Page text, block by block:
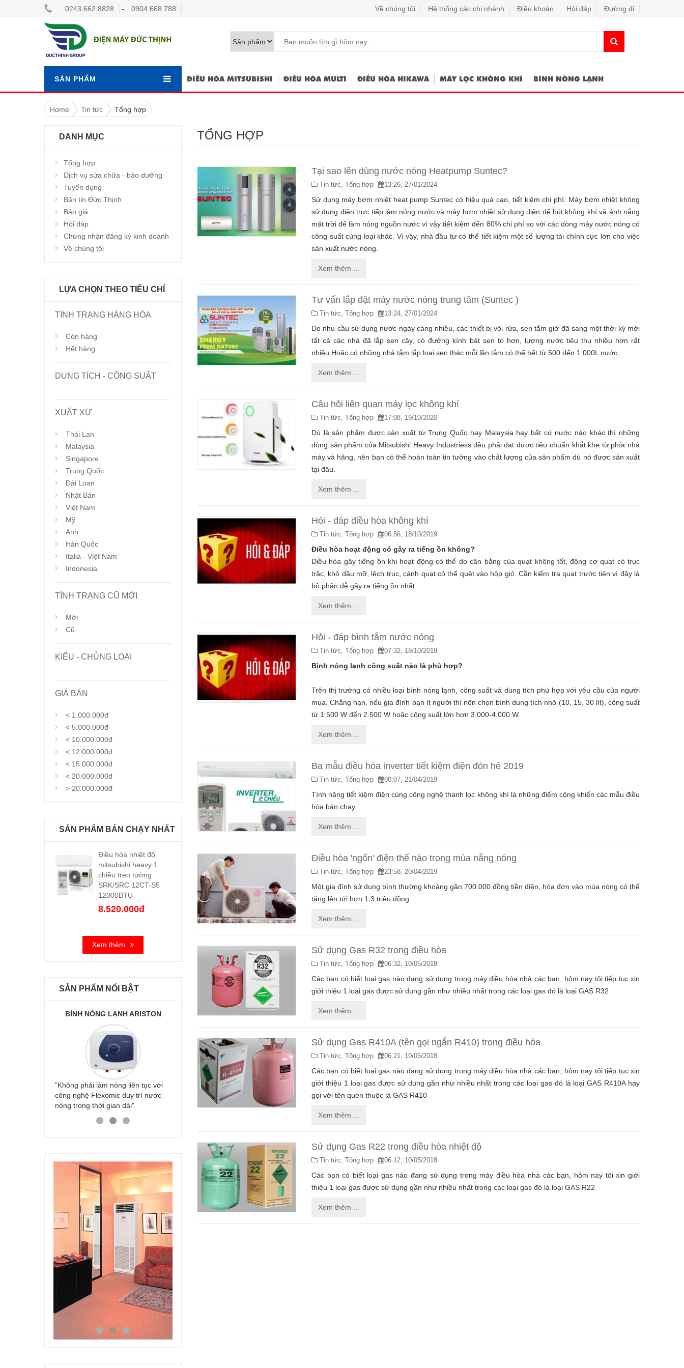
0243.662.8828 - 0904.668.788 Về chúng tôi Hệ thống các chi nhánh Điều khoản Hỏi đáp Đường đi
SẢN PHẨM ĐIỀU HÒA MITSUBISHI ĐIỀU HÒA MULTI ĐIỀU HÒA HIKAWA MÁY LỌC KHÔNG KHÍ BÌNH NÓNG LẠNH
Home Tin tức Tổng hợp
DANH MỤC
Tổng hợp
Dịch vụ sửa chữa - bảo dưỡng
Tuyển dụng
Bản tin Đức Thịnh
Báo giá
Hỏi đáp
Chứng nhận đăng ký kinh doanh
Về chúng tôi
LỰA CHỌN THEO TIÊU CHÍ
TÌNH TRẠNG HÀNG HÓA
Còn hàng
Hết hàng
DUNG TÍCH - CÔNG SUẤT
XUẤT XỨ
Thái Lan
Malaysia
Singapore
Trung Quốc
Đài Loan
Nhật Bản
Việt Nam
Mỹ
Anh
Hàn Quốc
Italia - Việt Nam
Indonesia
TÌNH TRẠNG CŨ MỚI
Mới
Cũ
KIỂU - CHỦNG LOẠI
GIÁ BÁN
< 1.000.000đ
< 5.000.000đ
< 10.000.000đ
< 12.000.000đ
< 15.000.000đ
< 20.000.000đ
> 20.000.000đ
SẢN PHẨM BÁN CHẠY NHẤT
Điều hòa nhiệt độ
mitsubishi heavy 1
chiều treo tường
SRK/SRC 12CT-S5
12000BTU
8.520.000đ
Xem thêm
SẢN PHẨM NỔI BẬT
BÌNH NÓNG LẠNH ARISTON
"Không phải làm nóng liên tục với
công nghệ Flexomic duy trì nước
nóng trong thời gian dài"
BÌNH NÓNG LẠNH ARISTON
"Không phải làm nóng liên tục với
công nghệ Flexomic duy trì nước
nóng trong thời gian dài"
BÌNH NÓNG LẠNH ARISTON
"Không phải làm nóng liên tục với
công nghệ Flexomic duy trì nước
TỔNG HỢP
Tại sao lên dùng nước nóng Heatpump Suntec?
Tin tức, Tổng hợp 13:26, 27/01/2024
Sử dụng máy bơm nhiệt heat pump Suntec có hiệu quả cao, tiết kiệm chi phí: Máy bơm nhiệt không
sử dụng điện trực tiếp làm nóng nước và máy bơm nhiệt sử dụng diện để hút không khí và ánh nắng
mặt trời để làm nóng nguồn nước vì vậy tiết kiệm đến 80% chi phí so với các dòng máy nước nóng có
công suất cùng loại khác. Vì vậy, nhà đầu tư có thể tiết kiệm một số lượng tài chính cực lớn cho việc
sản xuất nước nóng.
Xem thêm ...
Tư vấn lắp đặt máy nước nóng trung tâm (Suntec )
Tin tức, Tổng hợp 13:24, 27/01/2024
Do nhu cầu sử dụng nước ngày càng nhiều, các thiết bị vòi rửa, sen tắm giờ đã sang một thời kỳ mới
tất cả các nhà đã lắp sen cây, có đường kính bát sen to hơn, lượng nước tiêu thụ nhiều hơn rất
nhiều.Hoặc có những nhà tắm lắp loại sen thác mỗi lần tắm có thể hết từ 500 đến 1.000L nước.
Xem thêm ...
Câu hỏi liên quan máy lọc không khí
Tin tức, Tổng hợp 17:08, 19/10/2020
Dù là sản phẩm được sản xuất từ Trung Quốc hay Malaysia hay bất cứ nước nào khác thì những
dòng sản phẩm của Mitsubishi Heavy Industriess đều phải đạt được tiêu chuẩn khắt khe từ phía nhà
máy và hãng, nên bạn có thể hoàn toàn tin tưởng vào chất lượng của sản phẩm dù nó được sản xuất
tại đâu.
Xem thêm ...
Hỏi - đáp điều hòa không khí
Tin tức, Tổng hợp 06:56, 18/10/2019
Điều hòa hoạt động có gây ra tiếng ồn không?
Điều hòa gây tiếng ồn khi hoạt động có thể do cân bằng của quạt không tốt, động cơ quạt có trục
trặc, khô dầu mỡ, lệch trục, cánh quạt có thể quệt vào hộp gió. Cần kiểm tra quạt trước tiên vì đây là
bộ phận dễ gây ra tiếng ồn nhất.
Xem thêm ...
Hỏi - đáp bình tắm nước nóng
Tin tức, Tổng hợp 07:32, 18/10/2019
Bình nóng lạnh công suất nào là phù hợp?
Trên thị trường có nhiều loại bình nóng lạnh, công suất và dung tích phù hợp với yêu cầu của người
mua. Chẳng hạn, nếu gia đình bạn ít người thì nên chọn bình dung tích nhỏ (10, 15, 30 lít), công suất
từ 1.500 W đến 2.500 W hoặc công suất lớn hơn 3.000-4.000 W.
Xem thêm ...
Ba mẫu điều hòa inverter tiết kiệm điện đón hè 2019
Tin tức, Tổng hợp 00:07, 21/04/2019
Tính năng tiết kiệm điện cùng công nghệ thanh lọc không khí là những điểm cộng khiến các mẫu điều
hòa bán chạy.
Xem thêm ...
Điều hòa 'ngốn' điện thế nào trong mùa nắng nóng
Tin tức, Tổng hợp 23:58, 20/04/2019
Một gia đình sử dụng bình thường khoảng gần 700.000 đồng tiền điện, hóa đơn vào mùa nóng có thể
tăng lên tới hơn 1,3 triệu đồng.
Xem thêm ...
Sử dụng Gas R32 trong điều hòa
Tin tức, Tổng hợp 06:32, 10/05/2018
Các bạn có biết loại gas nào đang sử dụng trong máy điều hòa nhà các bạn, hôm nay tôi tiếp tục xin
giới thiệu 1 loại gas được sử dụng gần như nhiều nhất trong các loại gas đó là loại GAS R32
Xem thêm ...
Sử dụng Gas R410A (tên gọi ngắn R410) trong điều hòa
Tin tức, Tổng hợp 06:21, 10/05/2018
Các bạn có biết loại gas nào đang sử dụng trong máy điều hòa nhà các bạn, hôm nay tôi tiếp tục xin
giới thiệu 1 loại gas được sử dụng gần như nhiều nhất trong các loại gas đó là loại GAS R410A hay
gọi với tên quen thuộc là GAS R410
Xem thêm ...
Sử dụng Gas R22 trong điều hòa nhiệt độ
Tin tức, Tổng hợp 06:12, 10/05/2018
Các bạn có biết loại gas nào đang sử dụng trong máy điều hòa nhà các bạn, hôm nay tôi xin giới
thiệu 1 loại gas được sử dụng gần như nhiều nhất trong các loại gas đó là loại GAS R22
Xem thêm ...